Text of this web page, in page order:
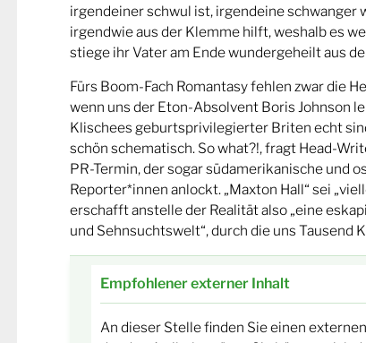
irgendeiner schwul ist, irgendeine schwanger
irgendwie aus der Klemme hilft, weshalb es
stiege ihr Vater am Ende wundergeheilt aus
Fürs Boom-Fach Romantasy fehlen zwar die
wenn uns der Eton-Absolvent Boris Johnson
Klischees geburtsprivilegierter Briten echt
schön schematisch. So what?!, fragt Head-
PR-Termin, der sogar südamerikanische und
Reporter*innen anlockt. „Maxton Hall“ sei
erschafft anstelle der Realität also „eine
und Sehnsuchtswelt“, durch die uns Tausend
Empfohlener externer Inhalt
An dieser Stelle finden Sie einen